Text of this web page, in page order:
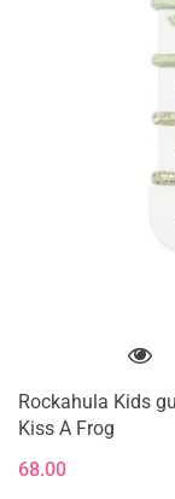
Rockahula Kids
Kiss A Frog
68.00